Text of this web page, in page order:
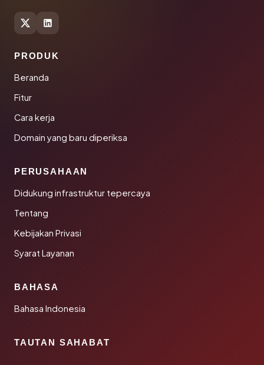
PRODUK
Beranda
Fitur
Cara kerja
Domain yang baru diperiksa
PERUSAHAAN
Didukung infrastruktur tepercaya
Tentang
Kebijakan Privasi
Syarat Layanan
BAHASA
Bahasa Indonesia
TAUTAN SAHABAT